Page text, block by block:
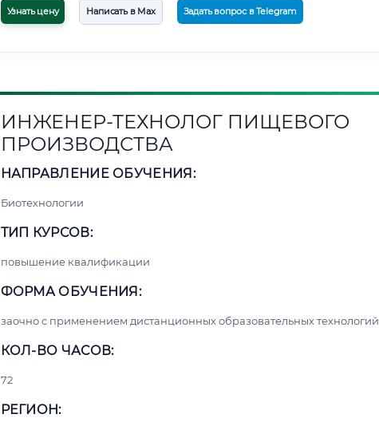
Узнать цену Написать в Max Задать вопрос в Telegram
ИНЖЕНЕР-ТЕХНОЛОГ ПИЩЕВОГО
ПРОИЗВОДСТВА
НАПРАВЛЕНИЕ ОБУЧЕНИЯ:
Биотехнологии
ТИП КУРСОВ:
повышение квалификации
ФОРМА ОБУЧЕНИЯ:
заочно с применением дистанционных образовательных технологий
КОЛ-ВО ЧАСОВ:
72
РЕГИОН: